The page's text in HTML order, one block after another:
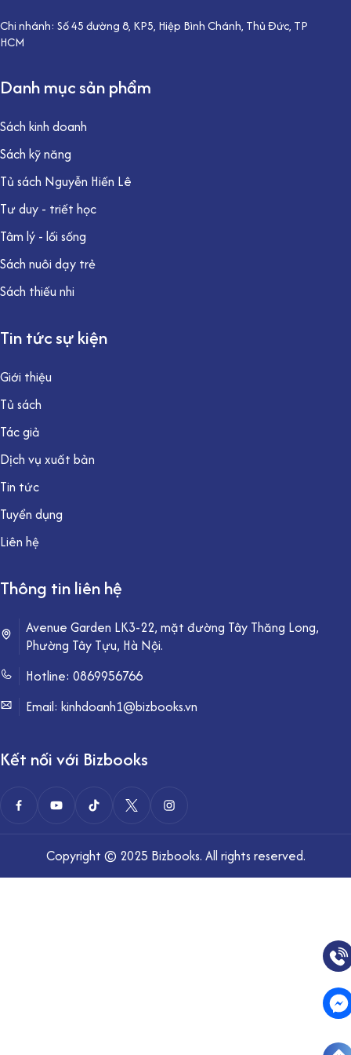
Chi nhánh: Số 45 đường 8, KP5, Hiệp Bình Chánh, Thủ Đức, TP
HCM
Danh mục sản phẩm
Sách kinh doanh
Sách kỹ năng
Tủ sách Nguyễn Hiến Lê
Tư duy - triết học
Tâm lý - lối sống
Sách nuôi dạy trẻ
Sách thiếu nhi
Tin tức sự kiện
Giới thiệu
Tủ sách
Tác giả
Dịch vụ xuất bản
Tin tức
Tuyển dụng
Liên hệ
Thông tin liên hệ
Avenue Garden LK3-22, mặt đường Tây Thăng Long,
Phường Tây Tựu, Hà Nội.
Hotline: 0869956766
Email: kinhdoanh1@bizbooks.vn
Kết nối với Bizbooks
Copyright © 2025 Bizbooks. All rights reserved.